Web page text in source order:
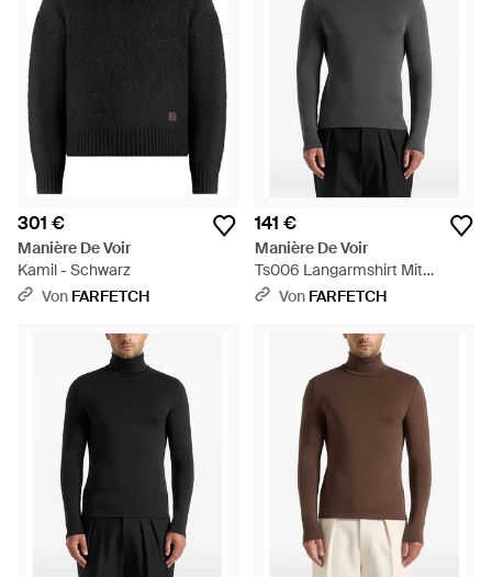
301 €
Manière De Voir
Kamil - Schwarz
Von FARFETCH
141 €
Manière De Voir
Ts006 Langarmshirt Mit
Rollkragen - Grau
Von FARFETCH